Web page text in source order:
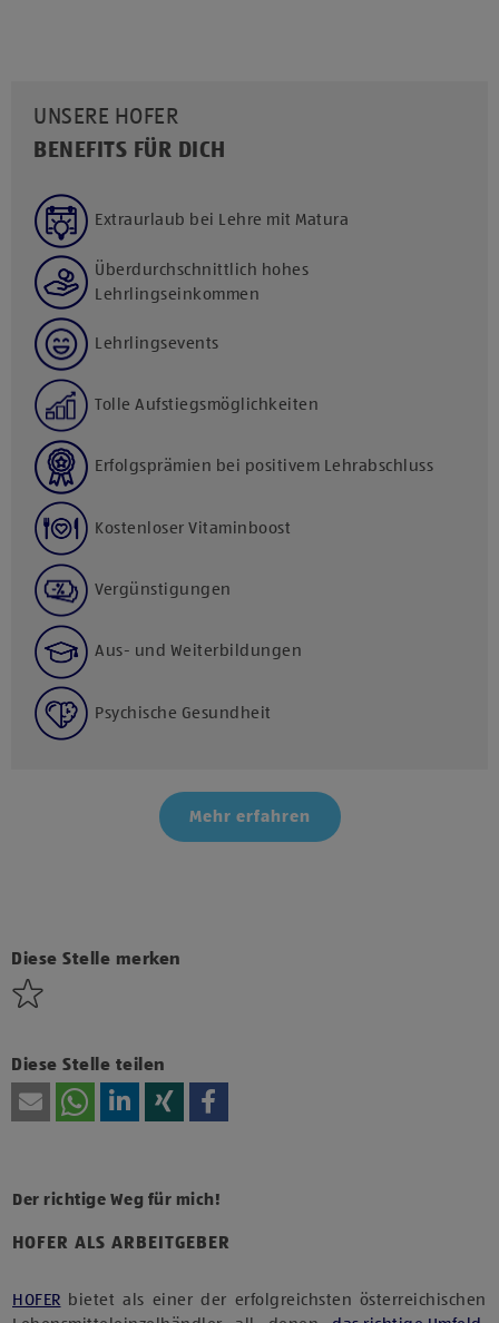
UNSERE HOFER
BENEFITS FÜR DICH
Extraurlaub bei Lehre mit Matura
Überdurchschnittlich hohes
Lehrlingseinkommen
Lehrlingsevents
Tolle Aufstiegsmöglichkeiten
Erfolgsprämien bei positivem Lehrabschluss
Kostenloser Vitaminboost
Vergünstigungen
Aus- und Weiterbildungen
Psychische Gesundheit
Mehr erfahren
Diese Stelle merken
Diese Stelle teilen
HOFER ALS ARBEITGEBER
Der richtige Weg für mich!
HOFER bietet als einer der erfolgreichsten österreichischen